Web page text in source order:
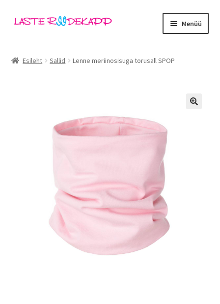
Liigu
Liigu
Menüü
Esileht Sallid Lenne meriinosisuga torusall SPOP